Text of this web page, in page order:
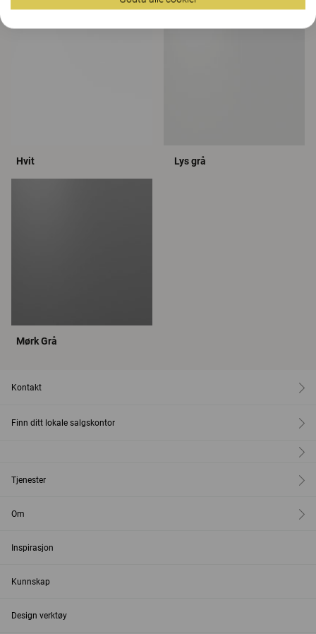
Hvit Lys grå
Mørk Grå
Kontakt
Finn ditt lokale salgskontor
Tjenester
Om
Inspirasjon
Kunnskap
Design verktøy